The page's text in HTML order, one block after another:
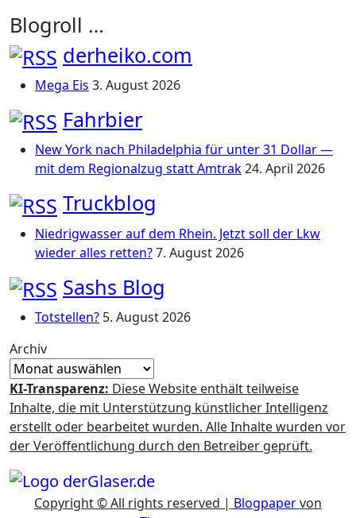
Blogroll …
derheiko.com
Mega Eis 3. August 2026
Fahrbier
New York nach Philadelphia für unter 31 Dollar —
mit dem Regionalzug statt Amtrak24. April 2026
Truckblog
Niedrigwasser auf dem Rhein. Jetzt soll der Lkw
wieder alles retten?7. August 2026
Sashs Blog
Totstellen? 5. August 2026
Archiv
KI-Transparenz: Diese Website enthält teilweise
Inhalte, die mit Unterstützung künstlicher Intelligenz
erstellt oder bearbeitet wurden. Alle Inhalte wurden vor
der Veröffentlichung durch den Betreiber geprüft.
Copyright © All rights reserved | Blogpapervon